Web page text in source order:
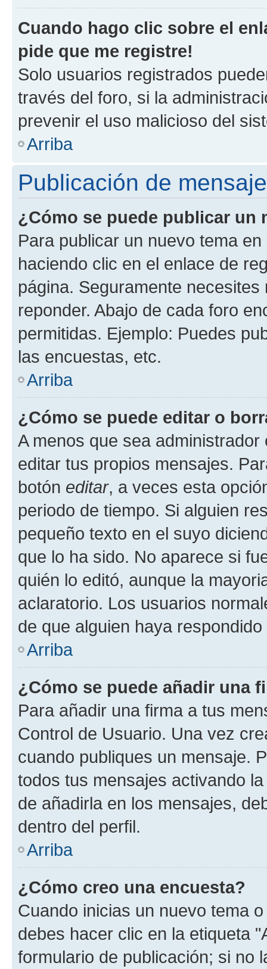
Cuando hago clic sobre el
pide que me registre!
Solo usuarios registrados
través del foro, si la
prevenir el uso malicioso del
Arriba
Publicación de
¿Cómo se puede publicar un
Para publicar un nuevo tema
haciendo clic en el enlace de
página. Seguramente
reponder. Abajo de cada foro
permitidas. Ejemplo: Puedes
las encuestas, etc.
Arriba
¿Cómo se puede editar o
A menos que sea
editar tus propios mensajes.
botón editar, a veces esta
periodo de tiempo. Si alguien
pequeño texto en el suyo
que lo ha sido. No aparece si
quién lo editó, aunque la
aclaratorio. Los usuarios
de que alguien haya
Arriba
¿Cómo se puede añadir una
Para añadir una firma a tus
Control de Usuario. Una vez
cuando publiques un mensaje.
todos tus mensajes activando
de añadirla en los mensajes,
dentro del perfil.
Arriba
¿Cómo creo una encuesta?
Cuando inicias un nuevo tema
debes hacer clic en la etiqueta
formulario de publicación; si no